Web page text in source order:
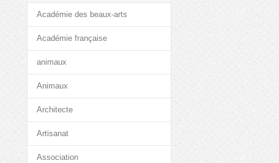
Académie des beaux-arts
Académie française
animaux
Animaux
Architecte
Artisanat
Association